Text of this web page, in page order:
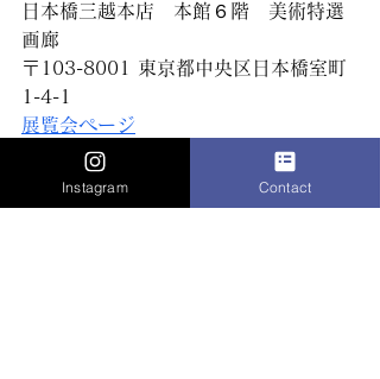
日本橋三越本店　本館６階　美術特選
画廊
〒103-8001 東京都中央区日本橋室町
1-4-1
展覧会ページ
Instagram Contact